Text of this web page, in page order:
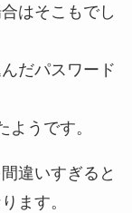
はそこもでし
だパスワード
うです。
違いすぎると
ます。